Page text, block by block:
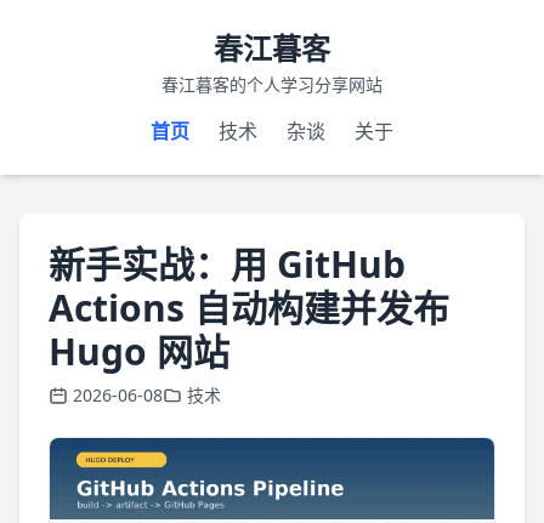
春江暮客
春江暮客的个人学习分享网站
首页 技术 杂谈 关于
新手实战：用 GitHub
Actions 自动构建并发布
Hugo 网站
2026-06-08 技术